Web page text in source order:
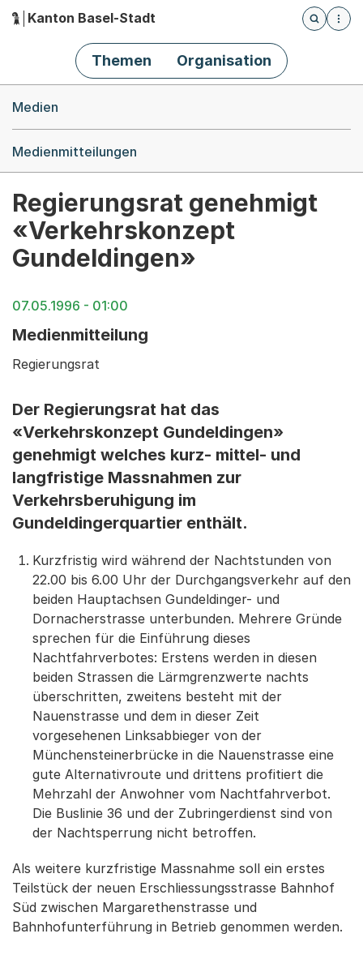
Hauptnavigation
Kanton Basel-Stadt
Öffnet
Themen Organisation
Medien
Medienmitteilungen
Regierungsrat genehmigt
«Verkehrskonzept
Gundeldingen»
07.05.1996 - 01:00
Medienmitteilung
Regierungsrat
Der Regierungsrat hat das
«Verkehrskonzept Gundeldingen»
genehmigt welches kurz- mittel- und
langfristige Massnahmen zur
Verkehrsberuhigung im
Gundeldingerquartier enthält.
Kurzfristig wird während der Nachtstunden von
22.00 bis 6.00 Uhr der Durchgangsverkehr auf den
beiden Hauptachsen Gundeldinger- und
Dornacherstrasse unterbunden. Mehrere Gründe
sprechen für die Einführung dieses
Nachtfahrverbotes: Erstens werden in diesen
beiden Strassen die Lärmgrenzwerte nachts
überschritten, zweitens besteht mit der
Nauenstrasse und dem in dieser Zeit
vorgesehenen Linksabbieger von der
Münchensteinerbrücke in die Nauenstrasse eine
gute Alternativroute und drittens profitiert die
Mehrzahl der Anwohner vom Nachtfahrverbot.
Die Buslinie 36 und der Zubringerdienst sind von
der Nachtsperrung nicht betroffen.
Als weitere kurzfristige Massnahme soll ein erstes
Teilstück der neuen Erschliessungsstrasse Bahnhof
Süd zwischen Margarethenstrasse und
Bahnhofunterführung in Betrieb genommen werden.